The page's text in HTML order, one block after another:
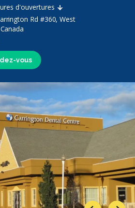
vous
d'ouvertures
Rd #360, West